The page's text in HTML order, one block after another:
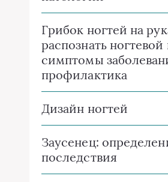
Грибок ногтей на
распознать ногтевой
симптомы
профилактика
Дизайн ногтей
Заусенец:
последствия